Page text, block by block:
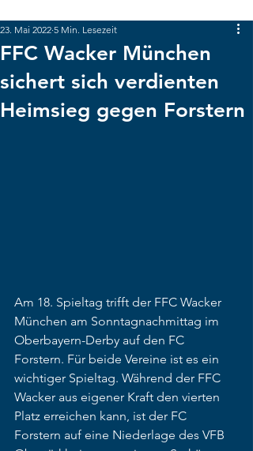
FFC Wacker München
sichert sich verdienten
Heimsieg gegen Forstern
23. Mai 2022 5 Min. Lesezeit
Am 18. Spieltag trifft der FFC Wacker
München am Sonntagnachmittag im
Oberbayern-Derby auf den FC
Forstern. Für beide Vereine ist es ein
wichtiger Spieltag. Während der FFC
Wacker aus eigener Kraft den vierten
Platz erreichen kann, ist der FC
Forstern auf eine Niederlage des VFB